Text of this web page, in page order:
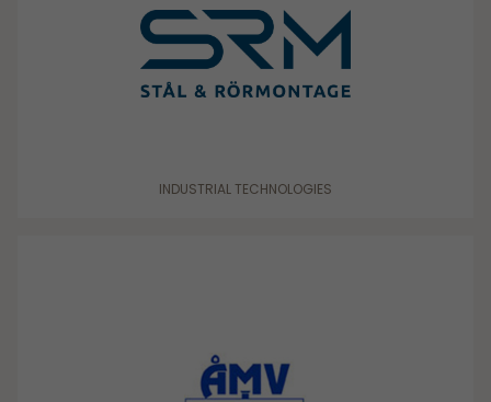
INDUSTRIAL TECHNOLOGIES